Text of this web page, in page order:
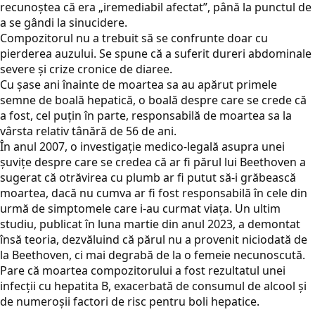
recunoștea că era „iremediabil afectat”, până la punctul de
a se gândi la sinucidere.
Compozitorul nu a trebuit să se confrunte doar cu
pierderea auzului. Se spune că a suferit dureri abdominale
severe și crize cronice de diaree.
Cu șase ani înainte de moartea sa au apărut primele
semne de boală hepatică, o boală despre care se crede că
a fost, cel puțin în parte, responsabilă de moartea sa la
vârsta relativ tânără de 56 de ani.
În anul 2007, o investigație medico-legală asupra unei
șuvițe despre care se credea că ar fi părul lui Beethoven a
sugerat că otrăvirea cu plumb ar fi putut să-i grăbească
moartea, dacă nu cumva ar fi fost responsabilă în cele din
urmă de simptomele care i-au curmat viața. Un ultim
studiu, publicat în luna martie din anul 2023, a demontat
însă teoria, dezvăluind că părul nu a provenit niciodată de
la Beethoven, ci mai degrabă de la o femeie necunoscută.
Pare că moartea compozitorului a fost rezultatul unei
infecții cu hepatita B, exacerbată de consumul de alcool și
de numeroșii factori de risc pentru boli hepatice.